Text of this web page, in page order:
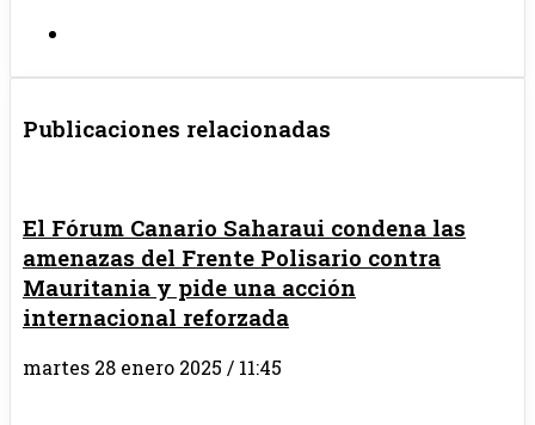
Publicaciones relacionadas
El Fórum Canario Saharaui condena las
amenazas del Frente Polisario contra
Mauritania y pide una acción
internacional reforzada
martes 28 enero 2025 / 11:45